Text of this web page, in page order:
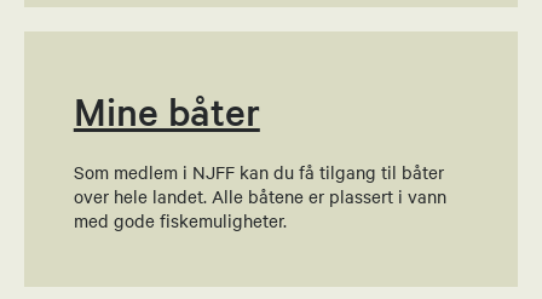
Send epost
Knut Oddvar Nes
41100383
Send epost
Mine båter
Som medlem i NJFF kan du få tilgang til båter
over hele landet. Alle båtene er plassert i vann
med gode fiskemuligheter.